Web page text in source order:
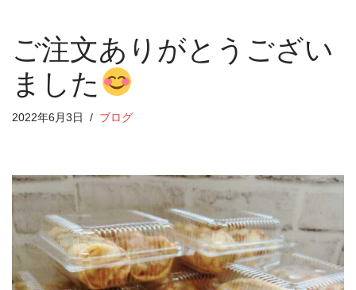
ッ
プ
ご注文ありがとうござい
ました
2022年6月3日 ブログ